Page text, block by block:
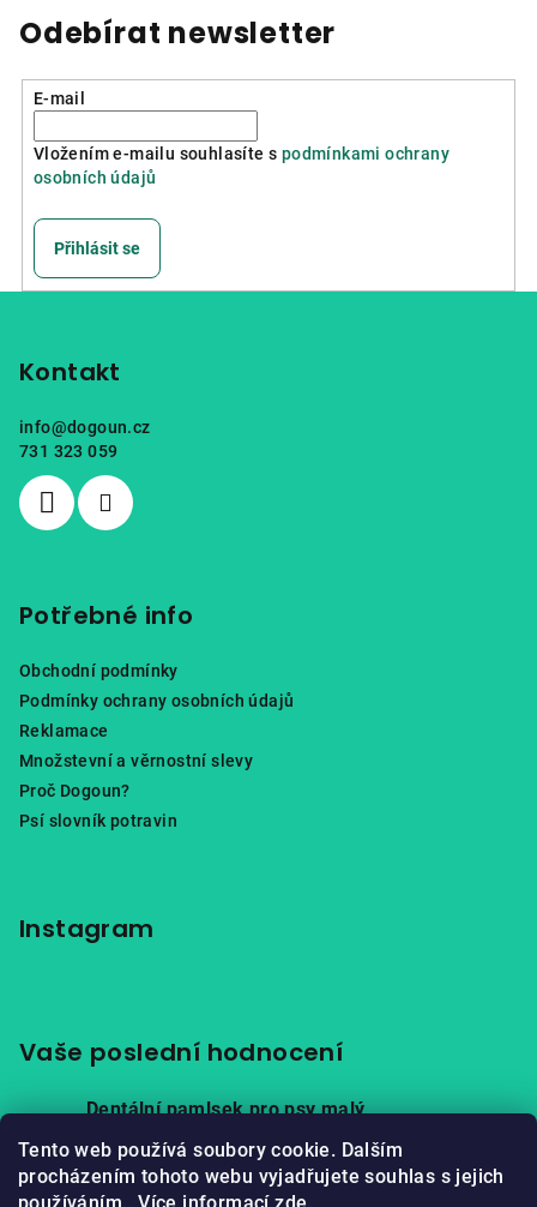
Tento web používá soubory cookie. Dalším
procházením tohoto webu vyjadřujete souhlas s jejich
Odebírat newsletter
E-mail
Vložením e-mailu souhlasíte s podmínkami ochrany
osobních údajů
Přihlásit se
Kontakt
info@dogoun.cz
731 323 059
Potřebné info
Obchodní podmínky
Podmínky ochrany osobních údajů
Reklamace
Množstevní a věrnostní slevy
Proč Dogoun?
Psí slovník potravin
Instagram
Vaše poslední hodnocení
Dentální pamlsek pro psy malý
Hodnocení produktu je 5 z 5 hvězdiček.
Hovězí za studena lisované granule pro dospělé psy
|